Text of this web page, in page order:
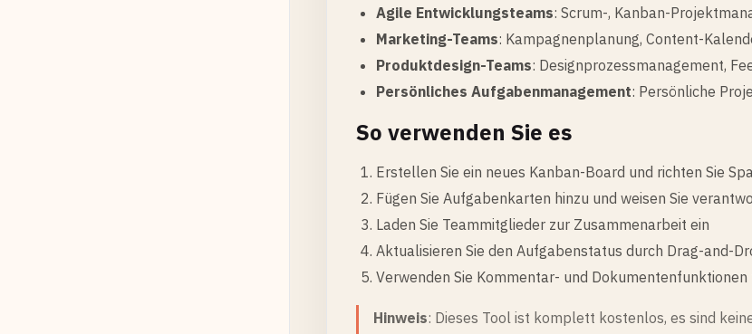
Agile Entwicklungsteams: Scrum-, Kanban-
Marketing-Teams: Kampagnenplanung, Content-
Produktdesign-Teams: Designprozessmanagement,
Persönliches Aufgabenmanagement: Persönliche
So verwenden Sie es
Erstellen Sie ein neues Kanban-Board und richten Sie
Fügen Sie Aufgabenkarten hinzu und weisen Sie
Laden Sie Teammitglieder zur Zusammenarbeit ein
Aktualisieren Sie den Aufgabenstatus durch Drag-and-
Verwenden Sie Kommentar- und
Hinweis: Dieses Tool ist komplett kostenlos, es sind